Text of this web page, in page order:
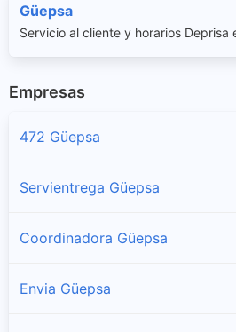
Güepsa
Servicio al cliente y horarios Deprisa
Empresas
472 Güepsa
Servientrega Güepsa
Coordinadora Güepsa
Envia Güepsa